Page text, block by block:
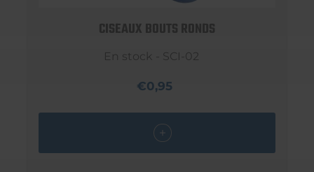
CISEAUX BOUTS RONDS
En stock - SCI-02
€0,95